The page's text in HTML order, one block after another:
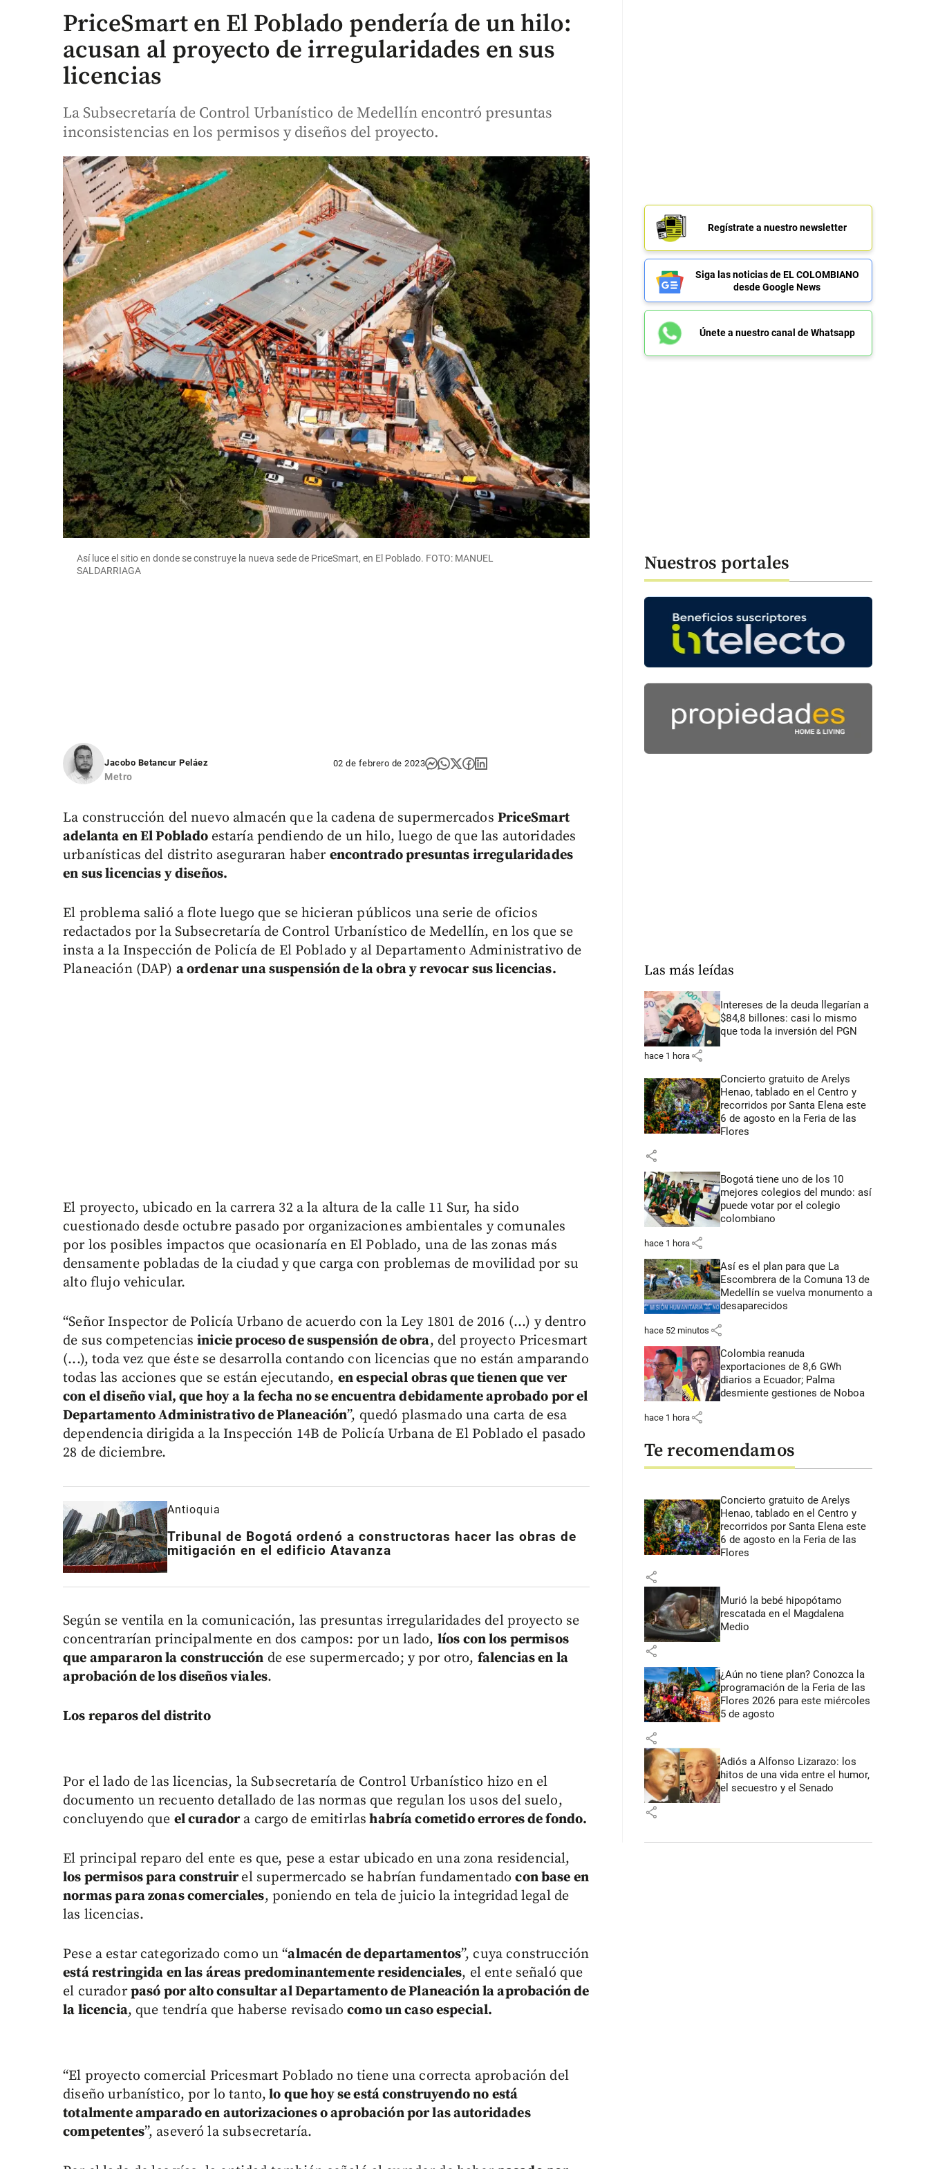
PriceSmart en El Poblado pendería de un hilo:
acusan al proyecto de irregularidades en sus
licencias
La Subsecretaría de Control Urbanístico de Medellín encontró presuntas
inconsistencias en los permisos y diseños del proyecto.
Así luce el sitio en donde se construye la nueva sede de PriceSmart, en El Poblado. FOTO: MANUEL
SALDARRIAGA
Jacobo Betancur Peláez
Metro
02 de febrero de 2023
La construcción del nuevo almacén que la cadena de supermercados PriceSmart
adelanta en El Poblado estaría pendiendo de un hilo, luego de que las autoridades
urbanísticas del distrito aseguraran haber encontrado presuntas irregularidades
en sus licencias y diseños.
El problema salió a flote luego que se hicieran públicos una serie de oficios
redactados por la Subsecretaría de Control Urbanístico de Medellín, en los que se
insta a la Inspección de Policía de El Poblado y al Departamento Administrativo de
Planeación (DAP) a ordenar una suspensión de la obra y revocar sus licencias.
El proyecto, ubicado en la carrera 32 a la altura de la calle 11 Sur, ha sido
cuestionado desde octubre pasado por organizaciones ambientales y comunales
por los posibles impactos que ocasionaría en El Poblado, una de las zonas más
densamente pobladas de la ciudad y que carga con problemas de movilidad por su
alto flujo vehicular.
“Señor Inspector de Policía Urbano de acuerdo con la Ley 1801 de 2016 (...) y dentro
de sus competenciasinicie proceso de suspensión de obra, del proyecto Pricesmart
(...), toda vez que éste se desarrolla contando con licencias que no están amparando
todas las acciones que se están ejecutando, en especial obras que tienen que ver
con el diseño vial, que hoy a la fecha no se encuentra debidamente aprobado por el
Departamento Administrativo de Planeación”, quedó plasmado una carta de esa
dependencia dirigida a la Inspección 14B de Policía Urbana de El Poblado el pasado
28 de diciembre.
Antioquia
Tribunal de Bogotá ordenó a constructoras hacer las obras de
mitigación en el edificio Atavanza
Según se ventila en la comunicación, las presuntas irregularidades del proyecto se
concentrarían principalmente en dos campos: por un lado, líos con los permisos
que ampararon la construcción de ese supermercado; y por otro, falencias en la
aprobación de los diseños viales.
Los reparos del distrito
Por el lado de las licencias, la Subsecretaría de Control Urbanístico hizo en el
documento un recuento detallado de las normas que regulan los usos del suelo,
concluyendo que el curadora cargo de emitirlas habría cometido errores de fondo.
El principal reparo del ente es que, pese a estar ubicado en una zona residencial,
los permisos para construirel supermercado se habrían fundamentadocon base en
normas para zonas comerciales, poniendo en tela de juicio la integridad legal de
las licencias.
Pese a estar categorizado como un “almacén de departamentos”, cuya construcción
está restringida en las áreas predominantemente residenciales, el ente señaló que
el curadorpasó por alto consultar al Departamento de Planeación la aprobación de
la licencia, que tendría que haberse revisadocomo un caso especial.
“El proyecto comercial Pricesmart Poblado no tiene una correcta aprobación del
diseño urbanístico, por lo tanto, lo que hoy se está construyendo no está
totalmente amparado en autorizaciones o aprobación por las autoridades
competentes”, aseveró la subsecretaría.
Regístrate a nuestro newsletter
Siga las noticias de EL COLOMBIANO
desde Google News
Únete a nuestro canal de Whatsapp
Nuestros portales
Las más leídas
Intereses de la deuda llegarían a
$84,8 billones: casi lo mismo
que toda la inversión del PGN
hace 1 hora share
Concierto gratuito de Arelys
Henao, tablado en el Centro y
recorridos por Santa Elena este
6 de agosto en la Feria de las
Flores
share
Bogotá tiene uno de los 10
mejores colegios del mundo: así
puede votar por el colegio
colombiano
hace 1 hora share
Así es el plan para que La
Escombrera de la Comuna 13 de
Medellín se vuelva monumento a
desaparecidos
hace 52 minutos share
Colombia reanuda
exportaciones de 8,6 GWh
diarios a Ecuador; Palma
desmiente gestiones de Noboa
hace 1 hora share
Te recomendamos
Concierto gratuito de Arelys
Henao, tablado en el Centro y
recorridos por Santa Elena este
6 de agosto en la Feria de las
Flores
share
Murió la bebé hipopótamo
rescatada en el Magdalena
Medio
share
¿Aún no tiene plan? Conozca la
programación de la Feria de las
Flores 2026 para este miércoles
5 de agosto
share
Adiós a Alfonso Lizarazo: los
hitos de una vida entre el humor,
el secuestro y el Senado
share